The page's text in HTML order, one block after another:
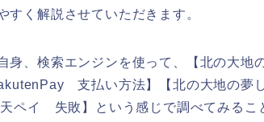
すく解説させていただきます。
身、検索エンジンを使って、【北の大地
支払い方法】【北の大地の夢
ペイ 失敗】という感じで調べてみるこ